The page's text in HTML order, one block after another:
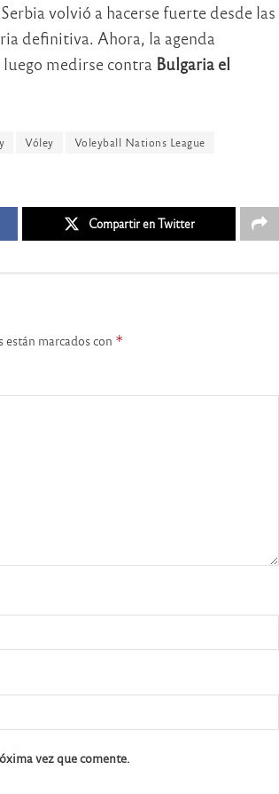
Serbia volvió a hacerse fuerte desde las
definitiva. Ahora, la agenda
medirse contra Bulgaria el
Vóley Voleyball Nations League
Compartir en Twitter
marcados con *
vez que comente.